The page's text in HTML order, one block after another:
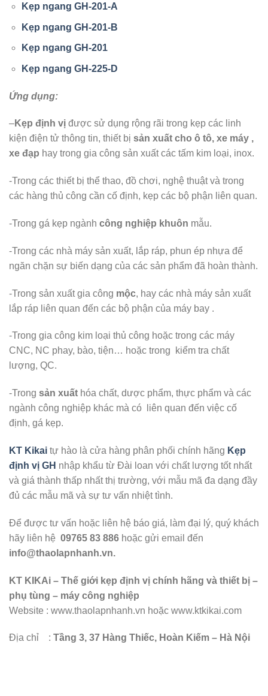
Kẹp ngang GH-201-A
Kẹp ngang GH-201-B
Kẹp ngang GH-201
Kẹp ngang GH-225-D
Ứng dụng:
–Kẹp định vị được sử dụng rộng rãi trong kẹp các linh
kiện điện tử thông tin, thiết bị sản xuất cho ô tô, xe máy ,
xe đạp hay trong gia công sản xuất các tấm kim loại, inox.
-Trong các thiết bị thể thao, đồ chơi, nghệ thuật và trong
các hàng thủ công cần cố định, kẹp các bộ phận liên quan.
-Trong gá kẹp ngành công nghiệp khuôn mẫu.
-Trong các nhà máy sản xuất, lắp ráp, phun ép nhựa để
ngăn chặn sự biến dạng của các sản phẩm đã hoàn thành.
-Trong sản xuất gia công mộc, hay các nhà máy sản xuất
lắp ráp liên quan đến các bộ phận của máy bay .
-Trong gia công kim loại thủ công hoặc trong các máy
CNC, NC phay, bào, tiện… hoặc trong kiểm tra chất
lượng, QC.
-Trong sản xuất hóa chất, dược phẩm, thực phẩm và các
ngành công nghiệp khác mà có liên quan đến việc cố
định, gá kẹp.
KT Kikai tự hào là cửa hàng phân phối chính hãng Kẹp
định vị GH nhập khẩu từ Đài loan với chất lượng tốt nhất
và giá thành thấp nhất thị trường, với mẫu mã đa dạng đầy
đủ các mẫu mã và sự tư vấn nhiệt tình.
Để được tư vấn hoặc liên hệ báo giá, làm đại lý, quý khách
hãy liên hệ 09765 83 886 hoặc gửi email đến
info@thaolapnhanh.vn.
KT KIKAi – Thế giới kẹp định vị chính hãng và thiết bị –
phụ tùng – máy công nghiệp
Website : www.thaolapnhanh.vn hoặc www.ktkikai.com
Địa chỉ : Tầng 3, 37 Hàng Thiếc, Hoàn Kiếm – Hà Nội